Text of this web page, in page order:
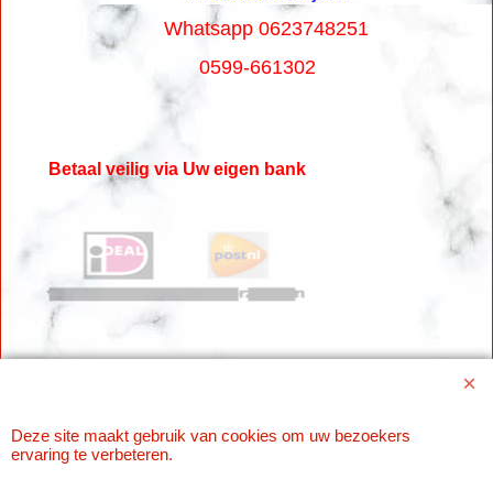
Whatsapp 0623748251
0599-661302
Betaal veilig via Uw eigen bank
Webwinkel gemaakt met
ShopFactory webwinkel
Deze site maakt gebruik van cookies om uw bezoekers
ervaring te verbeteren.